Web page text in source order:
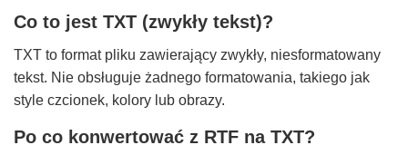
Co to jest TXT (zwykły tekst)?
TXT to format pliku zawierający zwykły, niesformatowany
tekst. Nie obsługuje żadnego formatowania, takiego jak
style czcionek, kolory lub obrazy.
Po co konwertować z RTF na TXT?